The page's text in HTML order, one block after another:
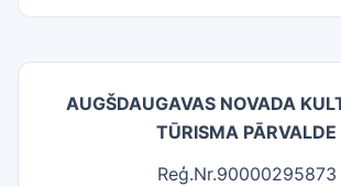
AUGŠDAUGAVAS NOVADA
TŪRISMA PĀRVALDE
Reģ.Nr.90000295873